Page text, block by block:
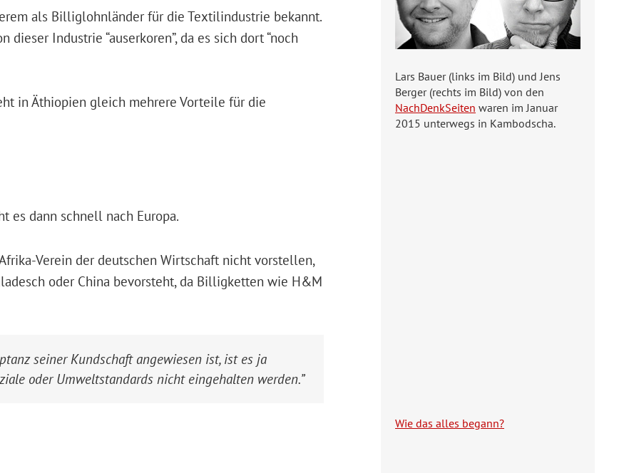
als Billiglohnländer für die Textilindustrie bekannt.
dieser Industrie “auserkoren”, da es sich dort “noch
in Äthiopien gleich mehrere Vorteile für die
es dann schnell nach Europa.
Verein der deutschen Wirtschaft nicht vorstellen,
oder China bevorsteht, da Billigketten wie H&M
seiner Kundschaft angewiesen ist, ist es ja
oder Umweltstandards nicht eingehalten werden.”
Lars Bauer (links im Bild) und Jens
Berger (rechts im Bild) von den
NachDenkSeiten waren im Januar
2015 unterwegs in Kambodscha.
Wie das alles begann?